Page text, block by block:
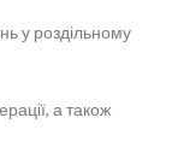
у роздільному
а також